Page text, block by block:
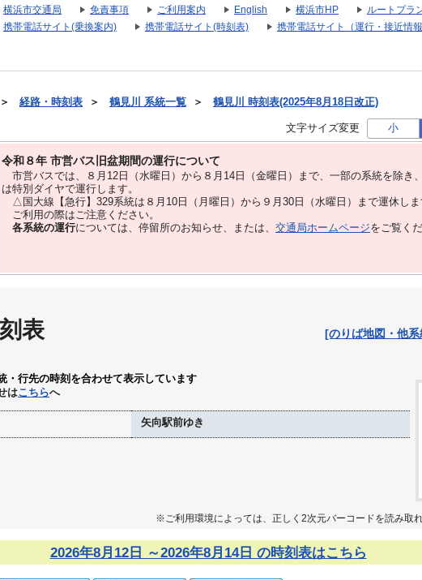
横浜市交通局 免責事項 ご利用案内 English 横浜市HP ルートプラ
携帯電話サイト(乗換案内)
携帯電話サイト(時刻表) 携帯電話サイト（運行・接近情報
経路・時刻表 ＞ 鶴見川 系統一覧 ＞ 鶴見川 時刻表(2025年8月18日改正)
文字サイズ変更 小
令和８年 市営バス旧盆期間の運行について
市営バスでは、８⽉12⽇（水曜日）から８⽉14⽇（金曜日）まで、⼀部の系統を除き
は特別ダイヤで運⾏します。
△国大線【急行】329系統は８月10日（月曜日）から９月30日（水曜日）まで運休しま
ご利用の際はご注意ください。
各系統の運行については、停留所のお知らせ、または、 交通局ホームページをご覧くだ
表 [のりば地図・他
・行先の時刻を合わせて表示しています
はこちらへ
矢向駅前ゆき
※ご利用環境によっては、正しく2次元バーコードを読み取
2026年8月12日 ～2026年8月14日 の時刻表はこちら